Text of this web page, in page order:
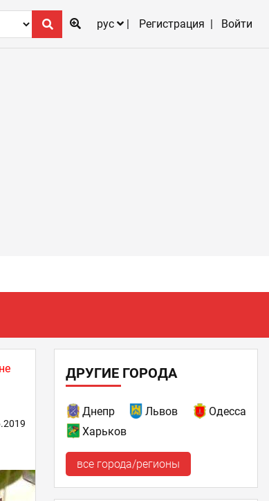
рус
Регистрация Войти
ДРУГИЕ ГОРОДА
Днепр Львов
Одесса
Харьков
все города/регионы